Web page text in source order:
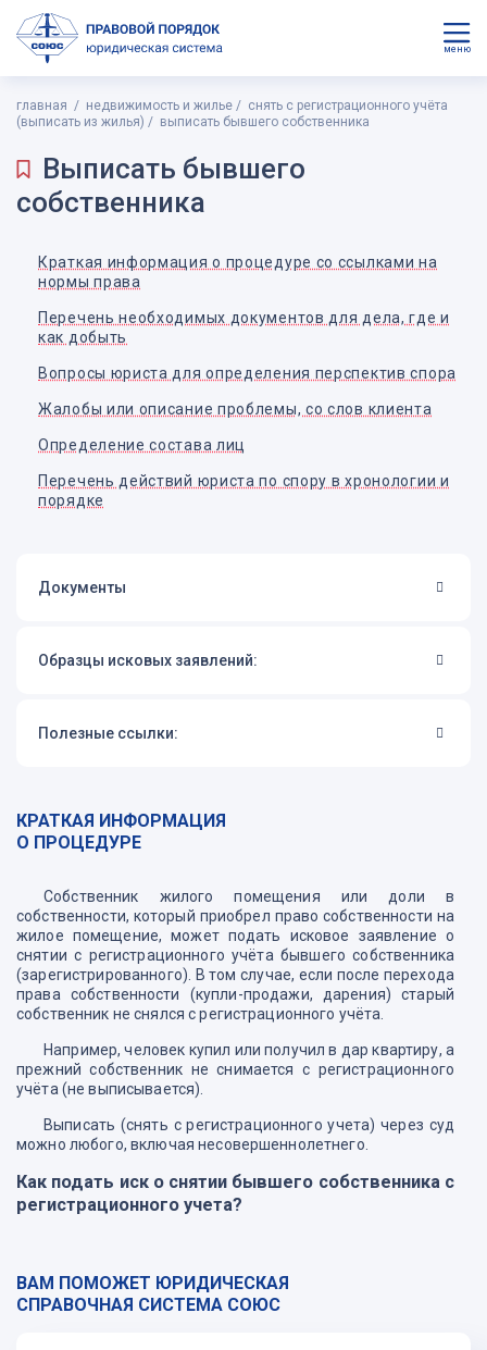
меню
главная недвижимость и жилье
снять с регистрационного учёта
(выписать из жилья)
выписать бывшего собственника
Выписать бывшего
собственника
Краткая информация о процедуре со ссылками на
нормы права
Перечень необходимых документов для дела, где и
как добыть
Вопросы юриста для определения перспектив спора
Жалобы или описание проблемы, со слов клиента
Определение состава лиц
Перечень действий юриста по спору в хронологии и
порядке
Документы
Образцы исковых заявлений:
Полезные ссылки:
КРАТКАЯ ИНФОРМАЦИЯ
О ПРОЦЕДУРЕ
Собственник жилого помещения или доли в
собственности, который приобрел право собственности на
жилое помещение, может подать исковое заявление о
снятии с регистрационного учёта бывшего собственника
(зарегистрированного). В том случае, если после перехода
права собственности (купли-продажи, дарения) старый
собственник не снялся с регистрационного учёта.
Например, человек купил или получил в дар квартиру, а
прежний собственник не снимается с регистрационного
учёта (не выписывается).
Выписать (снять с регистрационного учета) через суд
можно любого, включая несовершеннолетнего.
Как подать иск о снятии бывшего собственника с
регистрационного учета?
РФ, переход права собственности на жилой дом или
квартиру к другому лицу является основанием для
ВАМ ПОМОЖЕТ ЮРИДИЧЕСКАЯ
СПРАВОЧНАЯ СИСТЕМА СОЮС